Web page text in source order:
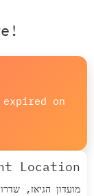
expired on
Location